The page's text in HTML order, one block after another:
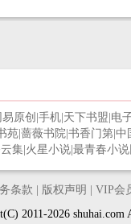
易原创 手机 天下书盟 电
苑 蔷薇书院 书香门第 中
集 火星小说 最青春小
条款 版权声明
VIP会
2011-2026